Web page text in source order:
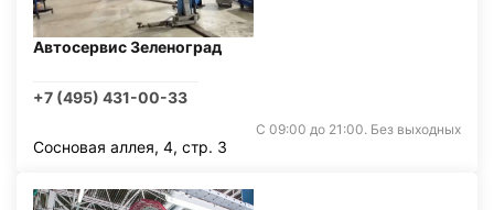
Автосервис Зеленоград
+7 (495) 431-00-33
С 09:00 до 21:00. Без выходных
Сосновая аллея, 4, стр. 3